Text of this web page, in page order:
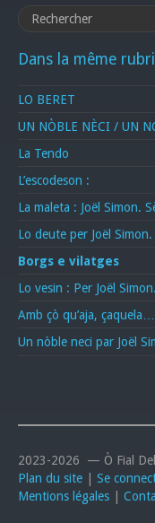
Dans la même
LO BERET
UN NÒBLE NÈCI / UN
La Tendo
L’escodeson :
La maleta : Joël Simon.
Lo deute per Joël Simon.
Borgs e vilatges
Lo vesin : Per Joël Simon.
Amb çò qu’aja,
Un nòble neci par Joël
2023-2026 — Ò Fial
Plan du site | Se
Mentions légales |